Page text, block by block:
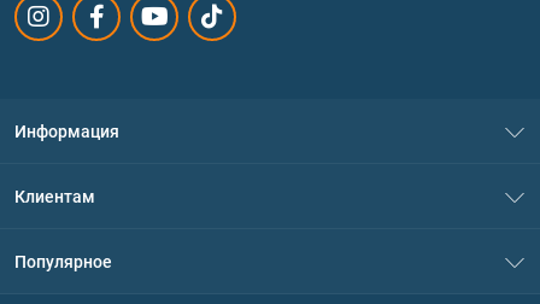
Информация
Политика конфиденциальности
Клиентам
Популярное